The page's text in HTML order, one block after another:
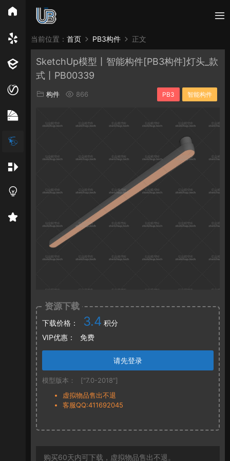
所有分类
Enscape PB3构件 构件 轮廓
当前位置： 首页 PB3构件 正文
SketchUp模型丨智能构件[PB3构件]灯头_款
式丨PB00339
构件 866 PB3 智能构件
资源下载
下载价格： 3.4 积分
VIP优惠：
免费
请先登录
模型版本：
["7.0-2018"]
虚拟物品售出不退
客服QQ:411692045
购买60天内可下载，虚拟物品售出不退。